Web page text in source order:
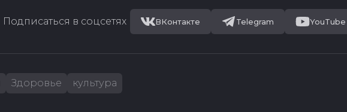
Подписаться в соцсетях ВКонтакте Telegram YouTube
Здоровье культура